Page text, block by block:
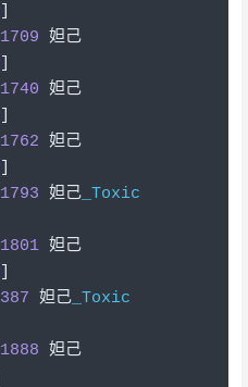
1709 妲己
1740 妲己
1762 妲己
1793 妲己_Toxic
1801 妲己
387 妲己_Toxic
1888 妲己